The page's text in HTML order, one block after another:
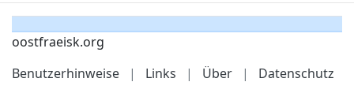
oostfraeisk.org
Benutzerhinweise
| Links | Über | Datenschutz